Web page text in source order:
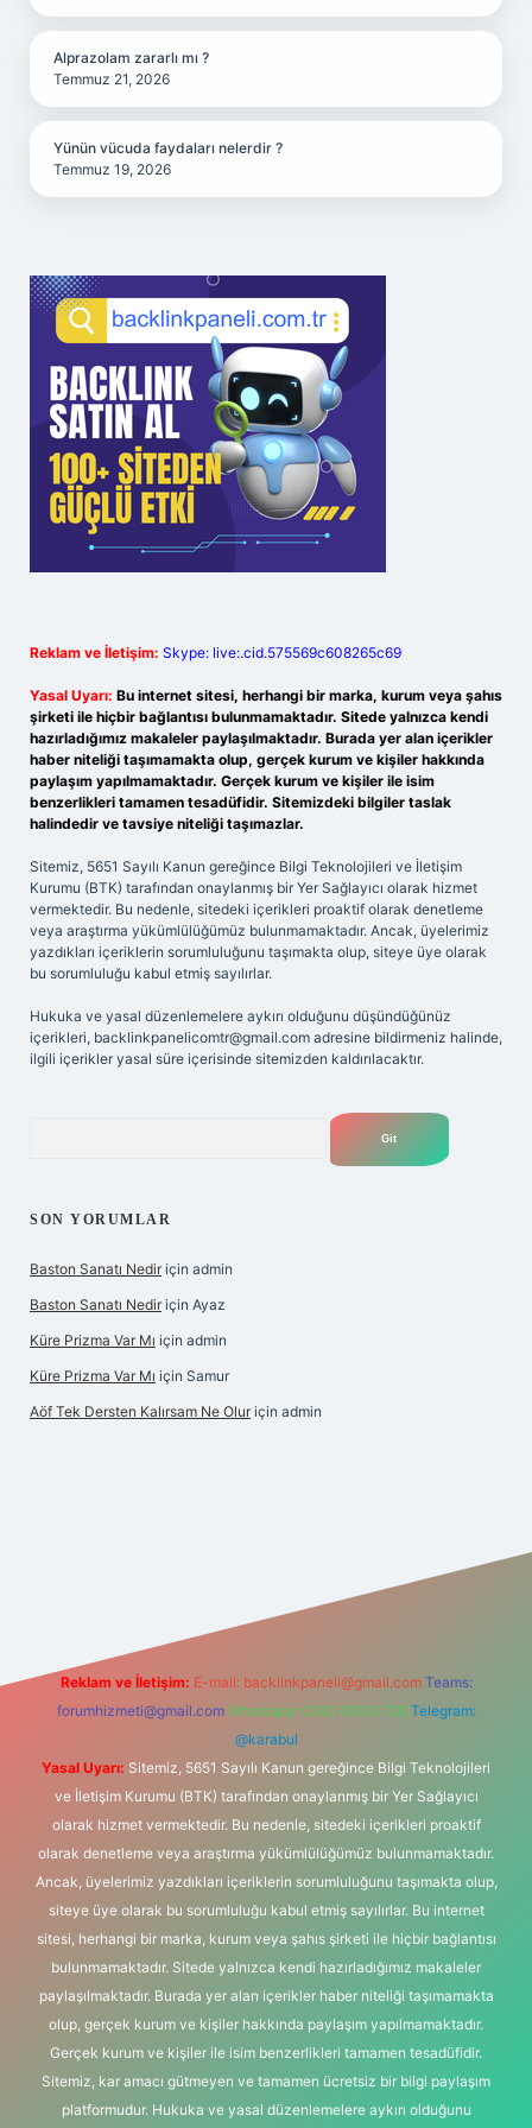
Alprazolam zararlı mı ?
Temmuz 21, 2026
Yünün vücuda faydaları nelerdir ?
Temmuz 19, 2026
Reklam ve İletişim: Skype: live:.cid.575569c608265c69
Yasal Uyarı: Bu internet sitesi, herhangi bir marka, kurum veya şahıs
şirketi ile hiçbir bağlantısı bulunmamaktadır. Sitede yalnızca kendi
hazırladığımız makaleler paylaşılmaktadır. Burada yer alan içerikler
haber niteliği taşımamakta olup, gerçek kurum ve kişiler hakkında
paylaşım yapılmamaktadır. Gerçek kurum ve kişiler ile isim
benzerlikleri tamamen tesadüfidir. Sitemizdeki bilgiler taslak
halindedir ve tavsiye niteliği taşımazlar.
Sitemiz, 5651 Sayılı Kanun gereğince Bilgi Teknolojileri ve İletişim
Kurumu (BTK) tarafından onaylanmış bir Yer Sağlayıcı olarak hizmet
vermektedir. Bu nedenle, sitedeki içerikleri proaktif olarak denetleme
veya araştırma yükümlülüğümüz bulunmamaktadır. Ancak, üyelerimiz
yazdıkları içeriklerin sorumluluğunu taşımakta olup, siteye üye olarak
bu sorumluluğu kabul etmiş sayılırlar.
Hukuka ve yasal düzenlemelere aykırı olduğunu düşündüğünüz
içerikleri, backlinkpanelicomtr@gmail.com adresine bildirmeniz halinde,
ilgili içerikler yasal süre içerisinde sitemizden kaldırılacaktır.
SON YORUMLAR
Baston Sanatı Nedir için admin
Baston Sanatı Nedir için Ayaz
Küre Prizma Var Mı için admin
Küre Prizma Var Mı için Samur
Aöf Tek Dersten Kalırsam Ne Olur için admin
Reklam ve İletişim: E-mail: backlinkpaneli@gmail.com Teams:
forumhizmeti@gmail.com Whatsapp: 0262 606 0 726 Telegram:
@karabul
Yasal Uyarı: Sitemiz, 5651 Sayılı Kanun gereğince Bilgi Teknolojileri
ve İletişim Kurumu (BTK) tarafından onaylanmış bir Yer Sağlayıcı
olarak hizmet vermektedir. Bu nedenle, sitedeki içerikleri proaktif
olarak denetleme veya araştırma yükümlülüğümüz bulunmamaktadır.
Ancak, üyelerimiz yazdıkları içeriklerin sorumluluğunu taşımakta olup,
siteye üye olarak bu sorumluluğu kabul etmiş sayılırlar. Bu internet
sitesi, herhangi bir marka, kurum veya şahıs şirketi ile hiçbir bağlantısı
bulunmamaktadır. Sitede yalnızca kendi hazırladığımız makaleler
paylaşılmaktadır. Burada yer alan içerikler haber niteliği taşımamakta
olup, gerçek kurum ve kişiler hakkında paylaşım yapılmamaktadır.
Gerçek kurum ve kişiler ile isim benzerlikleri tamamen tesadüfidir.
Sitemiz, kar amacı gütmeyen ve tamamen ücretsiz bir bilgi paylaşım
platformudur. Hukuka ve yasal düzenlemelere aykırı olduğunu